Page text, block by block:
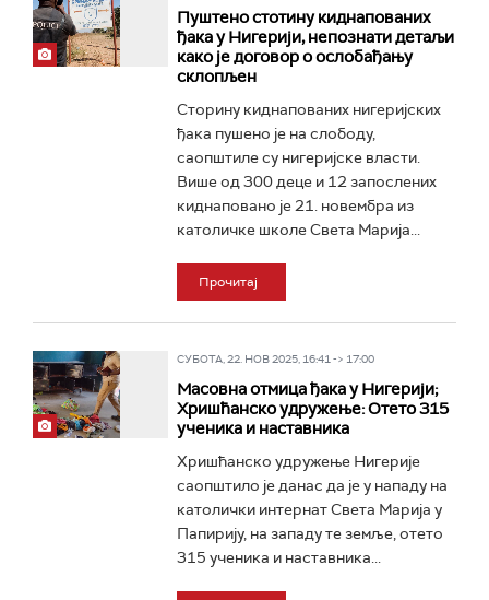
Пуштено стотину киднапованих
ђака у Нигерији, непознати детаљи
како је договор о ослобађању
склопљен
Сторину киднапованих нигеријских
ђака пушено је на слободу,
саопштиле су нигеријске власти.
Више од 300 деце и 12 запослених
киднаповано је 21. новембра из
католичке школе Света Марија...
Прочитај
СУБОТА, 22. НОВ 2025, 16:41 -> 17:00
Масовна отмица ђака у Нигерији;
Хришћанско удружење: Отето 315
ученика и наставника
Хришћанско удружење Нигерије
саопштило је данас да је у нападу на
католички интернат Света Марија у
Папирију, на западу те земље, отето
315 ученика и наставника...